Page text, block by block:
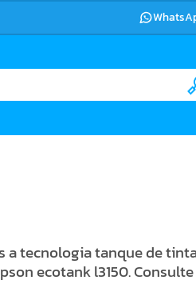
a tecnologia tanque de
ecotank l3150. Consulte